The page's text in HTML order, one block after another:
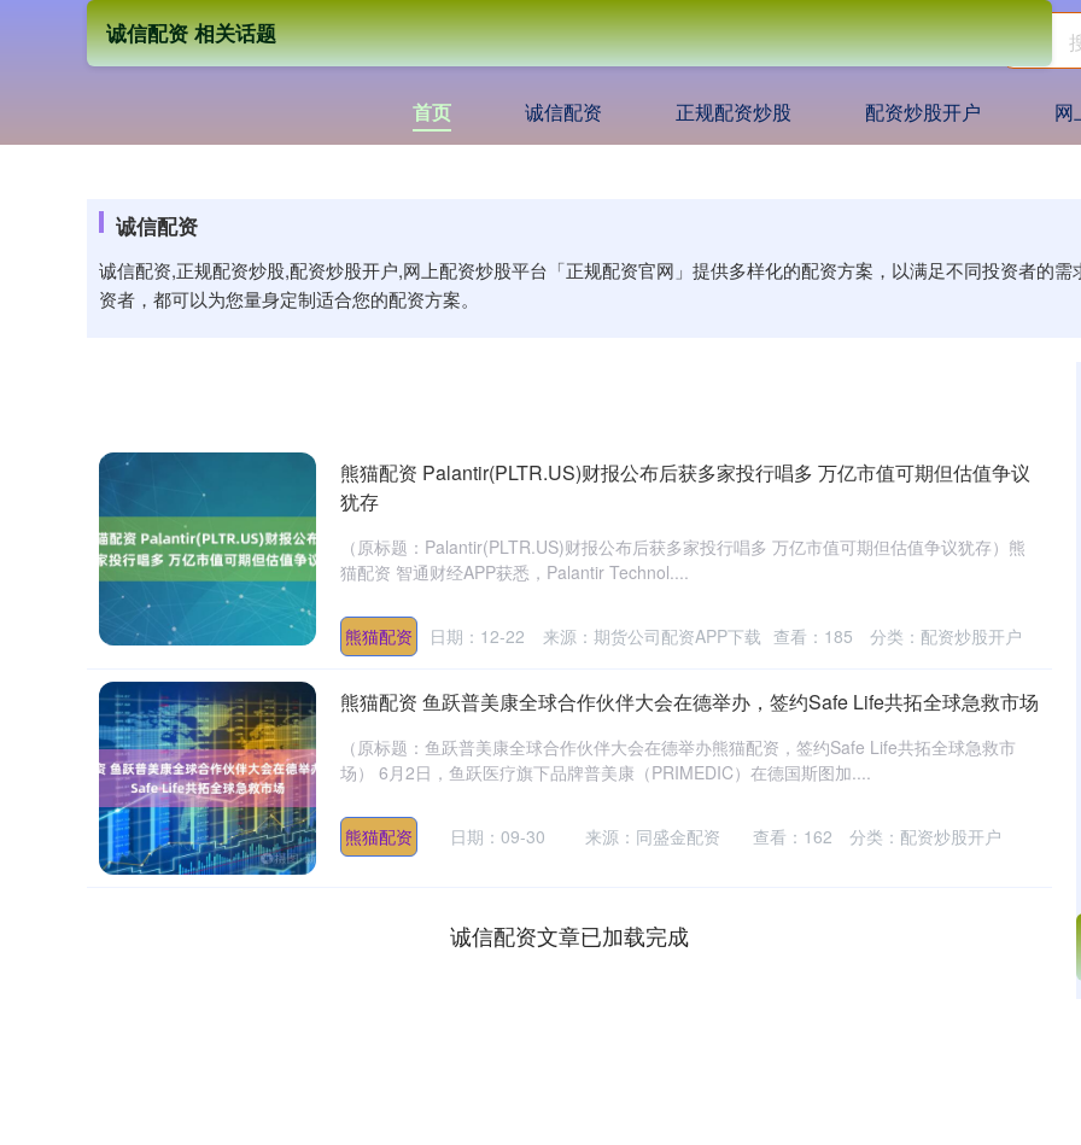
首页 诚信配资 正规配资炒股 配资炒股开户 网
诚信配资
诚信配资,正规配资炒股,配资炒股开户,网上配资炒股平台「正规配资官网」提供多样化的配资方案，以满足不同投资者的
资者，都可以为您量身定制适合您的配资方案。
诚信配资 相关话题
熊猫配资 Palantir(PLTR.US)财报公布后获多家投行唱多 万亿市值可期但估值争议
犹存
（原标题：Palantir(PLTR.US)财报公布后获多家投行唱多 万亿市值可期但估值争议犹存）熊
猫配资 智通财经APP获悉，Palantir Technol....
熊猫配资 日期：12-22 来源：期货公司配资APP下载 查看： 185 分类： 配资炒股开户
熊猫配资 鱼跃普美康全球合作伙伴大会在德举办，签约Safe Life共拓全球急救市场
（原标题：鱼跃普美康全球合作伙伴大会在德举办熊猫配资，签约Safe Life共拓全球急救市
场） 6月2日，鱼跃医疗旗下品牌普美康（PRIMEDIC）在德国斯图加....
熊猫配资 日期：09-30 来源：同盛金配资 查看： 162 分类： 配资炒股开户
诚信配资文章已加载完成